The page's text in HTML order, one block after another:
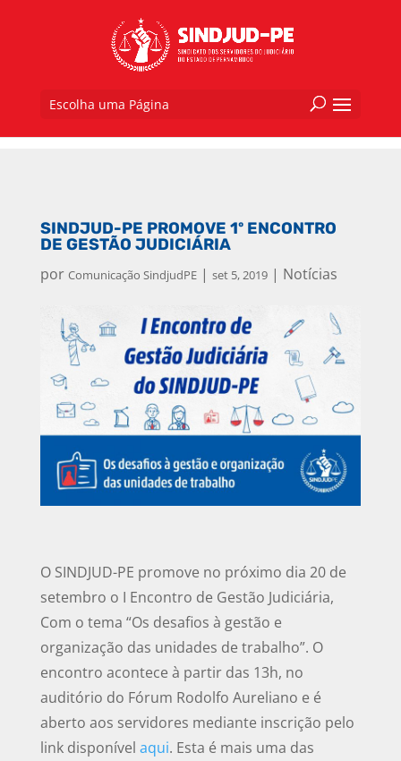
Escolha uma Página
SINDJUD-PE PROMOVE 1º ENCONTRO
DE GESTÃO JUDICIÁRIA
por Comunicação SindjudPE| set 5, 2019| Notícias
O SINDJUD-PE promove no próximo dia 20 de
setembro o I Encontro de Gestão Judiciária,
Com o tema “Os desafios à gestão e
organização das unidades de trabalho”. O
encontro acontece à partir das 13h, no
auditório do Fórum Rodolfo Aureliano e é
aberto aos servidores mediante inscrição pelo
link disponível aqui. Esta é mais uma das